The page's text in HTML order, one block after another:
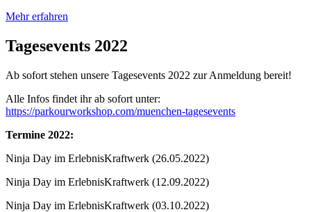
Mehr erfahren
Tagesevents 2022
Ab sofort stehen unsere Tagesevents 2022 zur Anmeldung bereit!
Alle Infos findet ihr ab sofort unter:
https://parkourworkshop.com/muenchen-tagesevents
Termine 2022:
Ninja Day im ErlebnisKraftwerk (26.05.2022)
Ninja Day im ErlebnisKraftwerk (12.09.2022)
Ninja Day im ErlebnisKraftwerk (03.10.2022)